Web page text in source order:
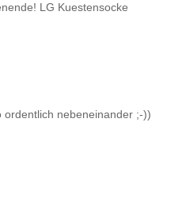
LG Kuestensocke
nebeneinander ;-))